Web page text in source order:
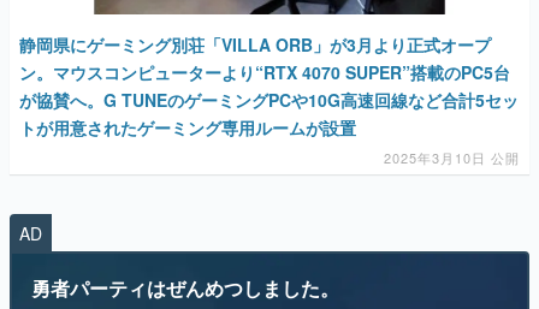
静岡県にゲーミング別荘「VILLA ORB」が3月より正式オープ
ン。マウスコンピューターより“RTX 4070 SUPER”搭載のPC5台
が協賛へ。G TUNEのゲーミングPCや10G高速回線など合計5セッ
トが用意されたゲーミング専用ルームが設置
2025年3月10日 公開
AD
勇者パーティはぜんめつしました。